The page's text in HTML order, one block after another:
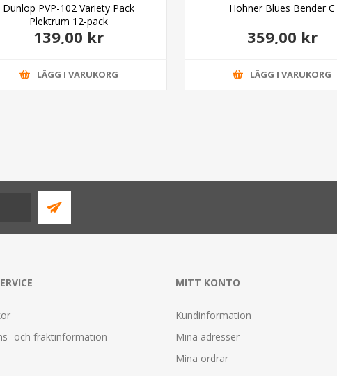
Dunlop PVP-102 Variety Pack
Plektrum 12-pack
139,00 kr
LÄGG I VARUKORG
Hohner Blues Bender C
359,00 kr
LÄGG I VARUKORG
och fraktinformation
MITT KONTO
Kundinformation
Mina adresser
Mina ordrar